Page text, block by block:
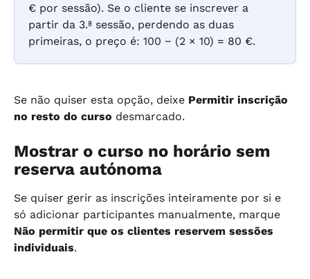
€ por sessão). Se o cliente se inscrever a
partir da 3.ª sessão, perdendo as duas
primeiras, o preço é: 100 − (2 × 10) = 80 €.
Se não quiser esta opção, deixe Permitir inscrição
no resto do curso desmarcado.
Mostrar o curso no horário sem
reserva autónoma
Se quiser gerir as inscrições inteiramente por si e
só adicionar participantes manualmente, marque
Não permitir que os clientes reservem sessões
individuais.